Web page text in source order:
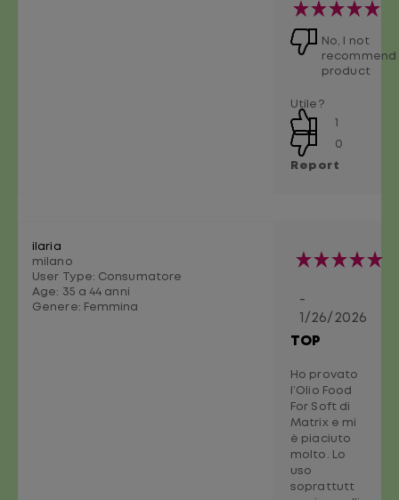
No, I not
recommend
product
Utile?
0
Report
ilaria
milano
User Type: Consumatore
Age: 35 a 44 anni
Genere: Femmina
-
1/26/2026
TOP
Ho provato
l’Olio Food
For Soft di
Matrix e mi
è piaciuto
molto. Lo
uso
soprattutt